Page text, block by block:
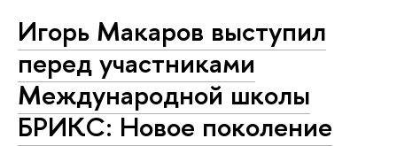
Игорь Макаров выступил
перед участниками
Международной школы
БРИКС: Новое поколение